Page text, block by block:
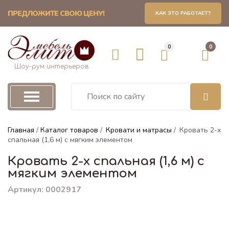
ПРЕДЛОЖИТЕ СВОЮ ЦЕНУ! КАК ЭТО РАБОТАЕТ?
0 0
Шоу-рум интерьеров
Главная / Каталог товаров / Кровати и матрасы / Кровать 2-х
спальная (1,6 м) с мягким элементом
Кровать 2-х спальная (1,6 м) с
мягким элементом
Артикул: 0002917
и матрасы
двуспальные
полуторные
односпальные
для кроватей